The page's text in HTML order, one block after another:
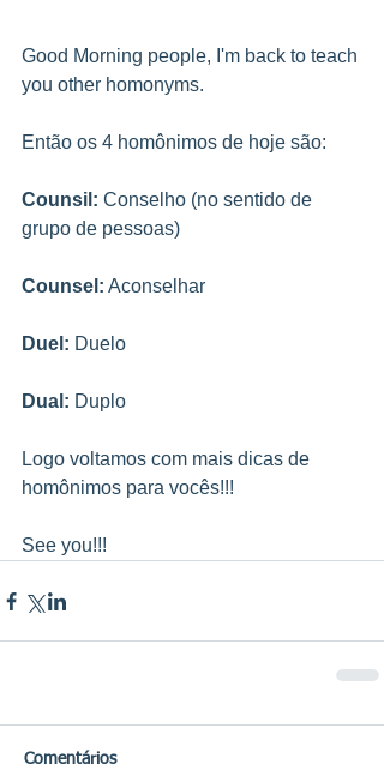
Good Morning people, I'm back to teach
you other homonyms.
Então os 4 homônimos de hoje são:
Counsil: Conselho (no sentido de
grupo de pessoas)
Counsel: Aconselhar
Duel: Duelo
Dual: Duplo
Logo voltamos com mais dicas de
homônimos para vocês!!!
See you!!!
Comentários